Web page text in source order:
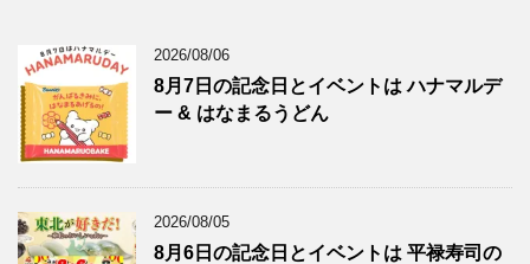
2026/08/06
8月7日の記念日とイベントは ハナマルデ
ー & はなまるうどん
2026/08/05
8月6日の記念日とイベントは 平禄寿司の